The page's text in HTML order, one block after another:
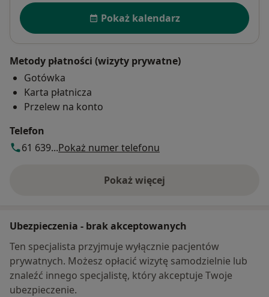
Dostępność
Pokaż kalendarz
Metody płatności (wizyty prywatne)
Gotówka
Karta płatnicza
Przelew na konto
Telefon
61 639...Pokaż numer telefonu
Pokaż więcej
o adresie
Ubezpieczenia - brak akceptowanych
Ten specjalista przyjmuje wyłącznie pacjentów
prywatnych. Możesz opłacić wizytę samodzielnie lub
znaleźć innego specjalistę, który akceptuje Twoje
ubezpieczenie.